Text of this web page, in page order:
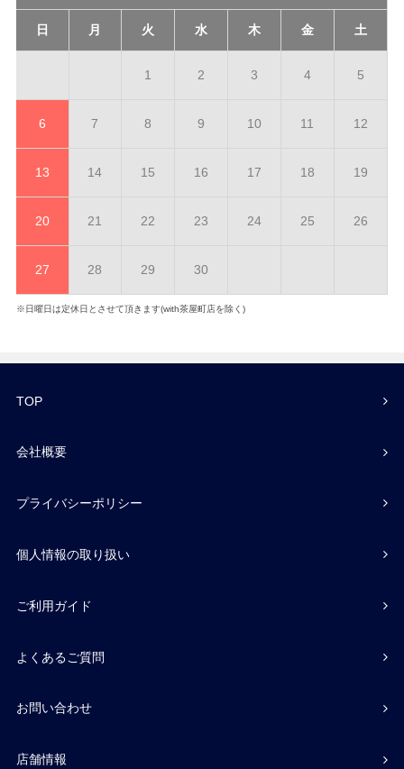
日 月 火 水 木 金 土
1 2 3 4 5
6 7 8 9 10 11 12
13 14 15 16 17 18 19
20 21 22 23 24 25 26
27 28 29 30
※日曜日は定休日とさせて頂きます(with茶屋町店を除く)
TOP
会社概要
プライバシーポリシー
個人情報の取り扱い
ご利用ガイド
よくあるご質問
お問い合わせ
店舗情報